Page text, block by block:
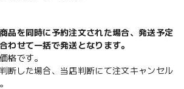
品を同時に予約注文された場合、発送予定
わせて一括で発送となります。
格です。
断した場合、当店判断にて注文キャンセル